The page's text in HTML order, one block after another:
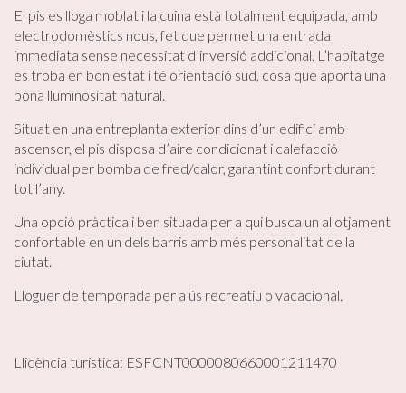
El pis es lloga moblat i la cuina està totalment equipada, amb
electrodomèstics nous, fet que permet una entrada
immediata sense necessitat d’inversió addicional. L’habitatge
es troba en bon estat i té orientació sud, cosa que aporta una
bona lluminositat natural.
Situat en una entreplanta exterior dins d’un edifici amb
ascensor, el pis disposa d’aire condicionat i calefacció
individual per bomba de fred/calor, garantint confort durant
tot l’any.
Una opció pràctica i ben situada per a qui busca un allotjament
confortable en un dels barris amb més personalitat de la
ciutat.
Lloguer de temporada per a ús recreatiu o vacacional.
Llicència turística: ESFCNT0000080660001211470
Modificar cookies
Tècniques i funcionals
Sempre activades
informació amb la finalitat de millorar els nostres serveis.
Si continua navegant, suposa l'acceptació de la instal·lació
compte que aquesta acció podrà ocasionar dificultats de